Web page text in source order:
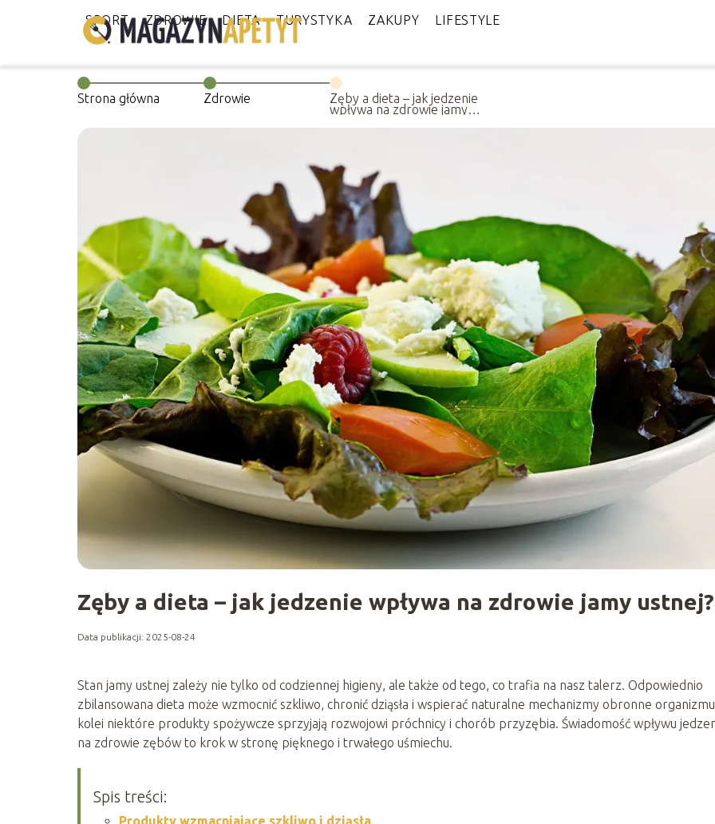
SPORT ZDROWIE DIETA TURYSTYKA ZAKUPY LIFESTYLE
Strona główna Zdrowie Zęby a dieta – jak jedzenie
wpływa na zdrowie jamy
Zęby a dieta – jak jedzenie wpływa na zdrowie jamy ustnej?
Data publikacji: 2025-08-24
Stan jamy ustnej zależy nie tylko od codziennej higieny, ale także od tego, co trafia na nasz talerz. Odpowiednio
zbilansowana dieta może wzmocnić szkliwo, chronić dziąsła i wspierać naturalne mechanizmy obronne
kolei niektóre produkty spożywcze sprzyjają rozwojowi próchnicy i chorób przyzębia. Świadomość wpływu
na zdrowie zębów to krok w stronę pięknego i trwałego uśmiechu.
Spis treści:
Produkty wzmacniające szkliwo i dziąsła